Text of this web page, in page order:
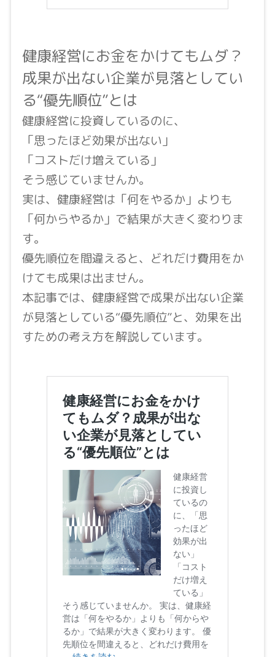
健康経営にお金をかけてもムダ？
成果が出ない企業が見落としてい
る“優先順位”とは
健康経営に投資しているのに、
「思ったほど効果が出ない」
「コストだけ増えている」
そう感じていませんか。
実は、健康経営は「何をやるか」よりも
「何からやるか」で結果が大きく変わりま
す。
優先順位を間違えると、どれだけ費用をか
けても成果は出ません。
本記事では、健康経営で成果が出ない企業
が見落としている“優先順位”と、効果を出
すための考え方を解説しています。